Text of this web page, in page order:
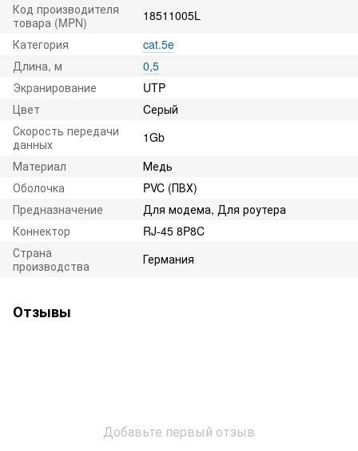
Код производителя
товара (MPN)
18511005L
Категория
cat.5e
Длина, м
0,5
Экранирование
UTP
Цвет
Cерый
Скорость передачи
данных
1Gb
Материал
Медь
Оболочка
PVC (ПВХ)
Предназначение
Для модема, Для роутера
Коннектор
RJ-45 8P8C
Страна
производства
Германия
Отзывы
Добавьте первый отзыв